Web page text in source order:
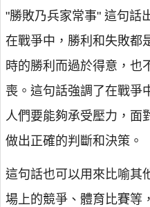
"勝敗乃兵家常事" 這句話
在戰爭中，勝利和失敗都
時的勝利而過於得意，也
喪。這句話強調了在戰爭
人們要能夠承受壓力，面
做出正確的判斷和決策。
這句話也可以用來比喻其
場上的競爭、體育比賽等